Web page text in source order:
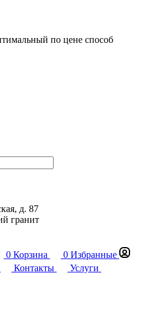
по цене способ
д. 87
гранит
0 Корзина 0 Избранные
Контакты
Услуги